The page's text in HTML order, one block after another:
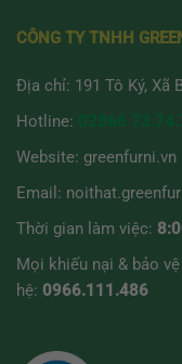
CÔNG TY TNHH
Địa chỉ: 191 Tô Ký, Xã
Hotline:
Website: greenfurni.vn
Email:
Thời gian làm việc:
Mọi khiếu nại & bảo
hệ: 0966.111.486